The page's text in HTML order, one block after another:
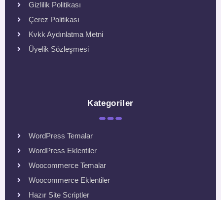
Gizlilik Politikası
Çerez Politikası
Kvkk Aydınlatma Metni
Üyelik Sözleşmesi
Kategoriler
WordPress Temalar
WordPress Eklentiler
Woocommerce Temalar
Woocommerce Eklentiler
Hazır Site Scriptler